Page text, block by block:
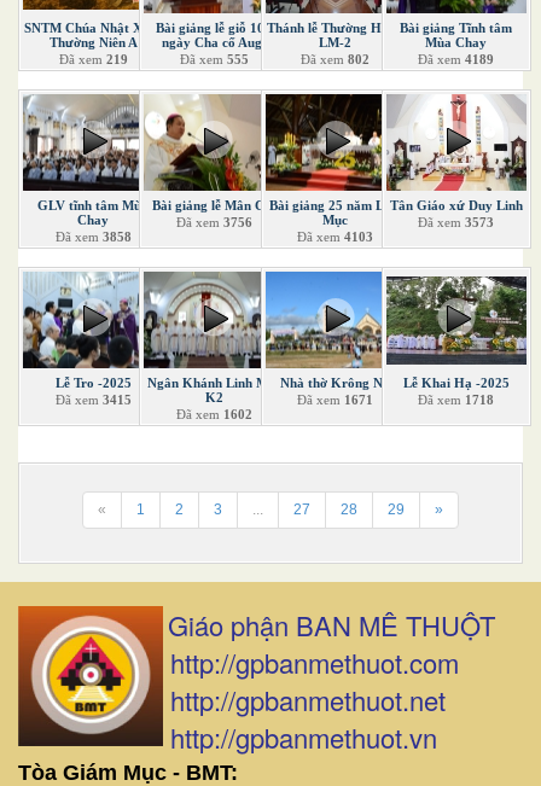
SNTM Chúa Nhật XVII
Thường Niên A
Đã xem 219
Bài giảng lễ giỗ 100
ngày Cha cố Aug.
Đã xem 555
Thánh lễ Thường Huấn
LM-2
Đã xem802
Bài giảng Tĩnh tâm
Mùa Chay
Đã xem4189
GLV tĩnh tâm Mùa
Chay
Đã xem 3858
Bài giảng lễ Mân Côi
Đã xem 3756
Bài giảng 25 năm Linh
Mục
Đã xem4103
Tân Giáo xứ Duy Linh
Đã xem3573
Lễ Tro -2025
Đã xem 3415
Ngân Khánh Linh Mục
K2
Đã xem 1602
Nhà thờ Krông Nô
Đã xem 1671
Lễ Khai Hạ -2025
Đã xem 1718
« 1 2 3 27 28 29 »
Giáo phận BAN MÊ THUỘT
http://gpbanmethuot.com
http://gpbanmethuot.net
http://gpbanmethuot.vn
Tòa Giám Mục - BMT: